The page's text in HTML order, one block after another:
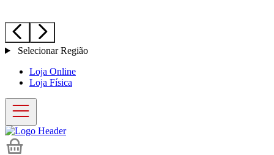
Selecionar Região
Loja Online
Loja Física